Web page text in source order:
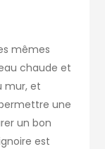
mêmes
chaude et
mur, et
une
un bon
est